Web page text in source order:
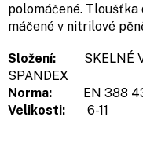
polomáčené. Tloušťka
máčené v nitrilové
Složení:
SKELNÉ
SPANDEX
Norma:
EN 388
Velikosti:
6-11